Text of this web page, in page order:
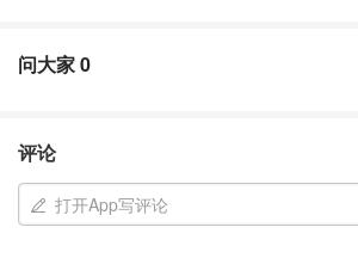
历时许久才收到的众测，冲着颜值无脑
是30ml，算是妆前乳的正常大小，但实际
点可爱。此外还附赠了一个小挖勺，挖
问大家0
评论
打开App写评论